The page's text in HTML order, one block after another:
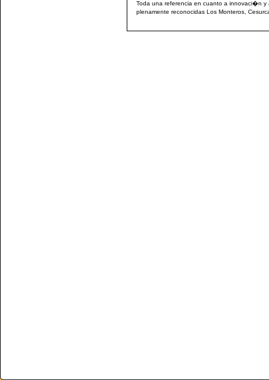
Toda una referencia en cuanto a innovaci�n y
plenamente reconocidas Los Monteros,